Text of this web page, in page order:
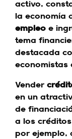
activo,
la economía
empleo e
tema
destacada
economistas
Vender
en un
de
a los
por ejemplo,